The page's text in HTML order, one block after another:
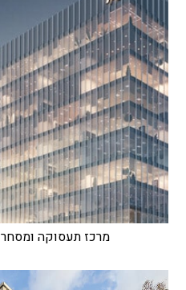
מרכז תעסוקה ומסחר ONYX, צומת סביון